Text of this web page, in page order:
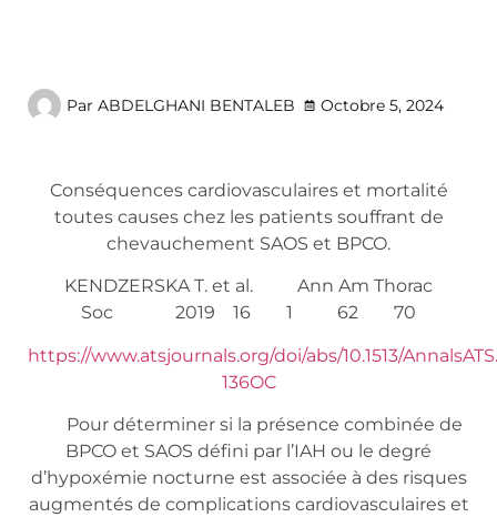
Par ABDELGHANI BENTALEB Octobre 5, 2024
Conséquences cardiovasculaires et mortalité
toutes causes chez les patients souffrant de
chevauchement SAOS et BPCO.
KENDZERSKA T. et al. Ann Am Thorac
Soc 2019 16 1 62 70
https://www.atsjournals.org/doi/abs/10.1513/
136OC
Pour déterminer si la présence combinée de
BPCO et SAOS défini par l’IAH ou le degré
d’hypoxémie nocturne est associée à des risques
augmentés de complications cardiovasculaires et